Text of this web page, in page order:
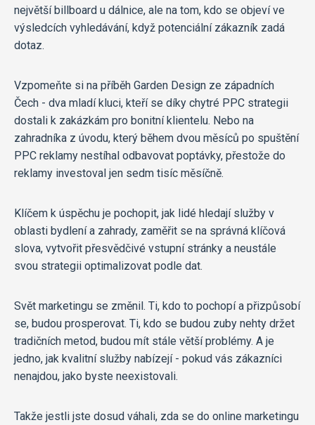
největší billboard u dálnice, ale na tom, kdo se objeví ve
výsledcích vyhledávání, když potenciální zákazník zadá
dotaz.
Vzpomeňte si na příběh Garden Design ze západních
Čech - dva mladí kluci, kteří se díky chytré PPC strategii
dostali k zakázkám pro bonitní klientelu. Nebo na
zahradníka z úvodu, který během dvou měsíců po spuštění
PPC reklamy nestíhal odbavovat poptávky, přestože do
reklamy investoval jen sedm tisíc měsíčně.
Klíčem k úspěchu je pochopit, jak lidé hledají služby v
oblasti bydlení a zahrady, zaměřit se na správná klíčová
slova, vytvořit přesvědčivé vstupní stránky a neustále
svou strategii optimalizovat podle dat.
Svět marketingu se změnil. Ti, kdo to pochopí a přizpůsobí
se, budou prosperovat. Ti, kdo se budou zuby nehty držet
tradičních metod, budou mít stále větší problémy. A je
jedno, jak kvalitní služby nabízejí - pokud vás zákazníci
nenajdou, jako byste neexistovali.
Takže jestli jste dosud váhali, zda se do online marketingu